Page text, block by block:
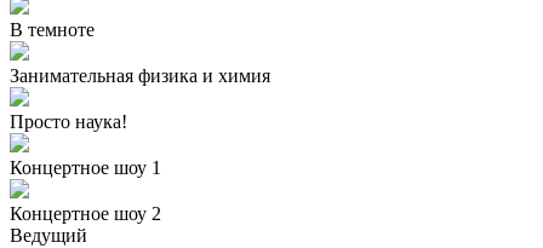
В темноте
Занимательная физика и химия
Просто наука!
Концертное шоу 1
Концертное шоу 2
Ведущий